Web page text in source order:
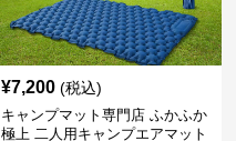
¥7,200 (税込)
キャンプマット専門店 ふかふか
極上 二人用キャンプエアマット